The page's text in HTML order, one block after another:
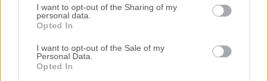
services and may gather and store information including but
not limited to your visit or usage behaviour. You may click to
grant or deny consent to Google and its third-party tags to
use your data for below specified purposes in below Google
consent section.
I want to opt-out of the Sharing of my
personal data.
Opted In
I want to opt-out of the Sale of my
Personal Data.
Opted In
Πρώτη Προσφορά:
239.000€
Ημιτελές διαμέρισμα 123 τ.μ. με θέση
στάθμευσης